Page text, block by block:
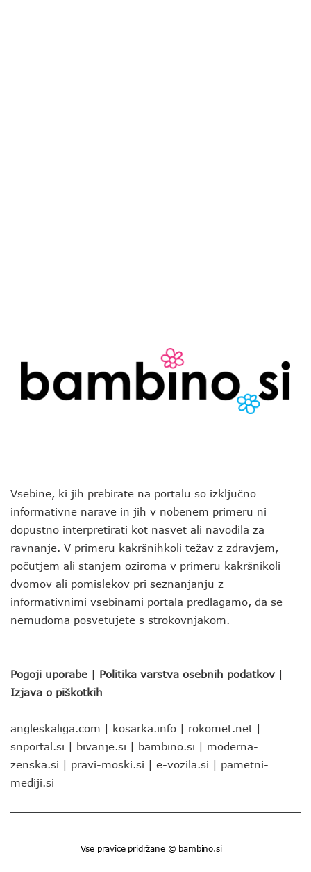
Vsebine, ki jih prebirate na portalu so izključno
informativne narave in jih v nobenem primeru ni
dopustno interpretirati kot nasvet ali navodila za
ravnanje. V primeru kakršnihkoli težav z zdravjem,
počutjem ali stanjem oziroma v primeru kakršnikoli
dvomov ali pomislekov pri seznanjanju z
informativnimi vsebinami portala predlagamo, da se
nemudoma posvetujete s strokovnjakom.
Pogoji uporabe | Politika varstva osebnih podatkov |
Izjava o piškotkih
angleskaliga.com | kosarka.info | rokomet.net |
snportal.si | bivanje.si | bambino.si | moderna-
zenska.si | pravi-moski.si | e-vozila.si | pametni-
mediji.si
Vse pravice pridržane © bambino.si